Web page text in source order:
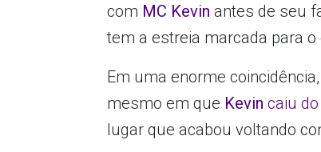
com MC Kevin antes de seu
tem a estreia marcada para o
Em uma enorme
mesmo em que Kevincaiu
lugar que acabou voltando